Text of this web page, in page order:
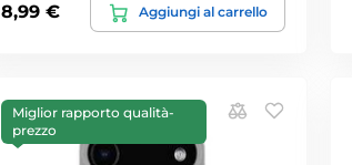
8,99 € Aggiungi al carrello
Miglior rapporto qualità-
prezzo